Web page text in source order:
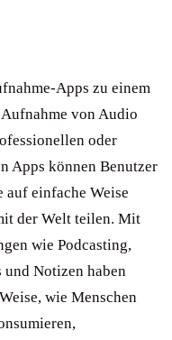
Apps zu einem
von Audio
oder
Apps können Benutzer
auf einfache Weise
der Welt teilen. Mit
wie Podcasting,
Notizen haben
wie Menschen